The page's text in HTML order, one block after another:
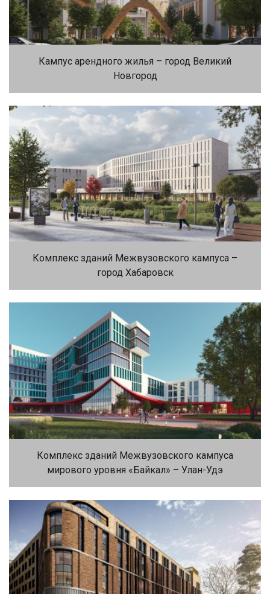
Кампус арендного жилья – город Великий
Новгород
Комплекс зданий Межвузовского кампуса –
город Хабаровск
Комплекс зданий Межвузовского кампуса
мирового уровня «Байкал» – Улан-Удэ